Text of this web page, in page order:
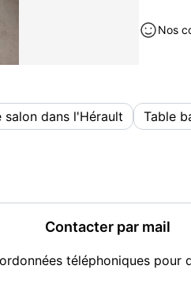
Nos
salon dans l'Hérault Table
Contacter par mail
téléphoniques pour